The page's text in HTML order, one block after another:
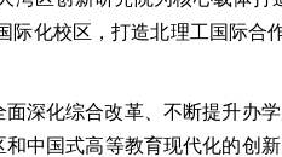
化校区，打造北理工国际合
深化综合改革、不断提升办
中国式高等教育现代化的创